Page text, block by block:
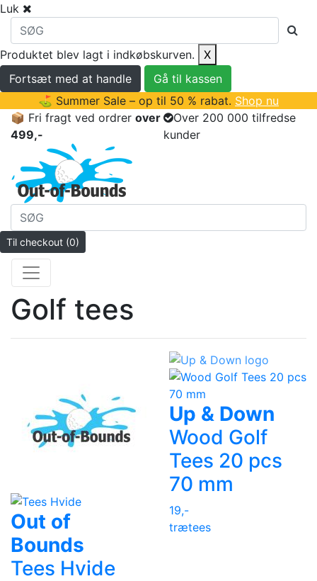
Luk
Produktet blev lagt i indkøbskurven.
X
Fortsæt med at handle
Gå til kassen
⛳ Summer Sale – op til 50 % rabat. Shop nu
📦 Fri fragt ved ordrer over
499,-
Over 200 000 tilfredse
kunder
Til checkout (0)
Golf tees
Out of
Bounds
Tees Hvide
Up & Down
Wood Golf
Tees 20 pcs
70 mm
19,-
trætees